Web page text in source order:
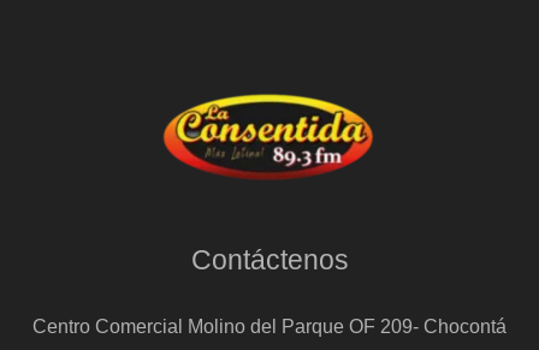
Contáctenos
Centro Comercial Molino del Parque OF 209- Chocontá